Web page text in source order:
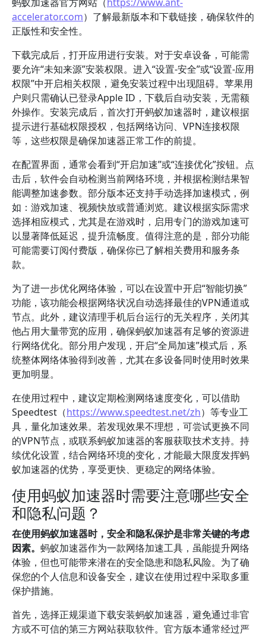
accelerator.com）了解最新版本和下载链接，确保软件的
正版性和安全性。
下载完成后，打开应用进行安装。对于安卓设备，可能需
要允许“未知来源”安装权限。进入“设置-安全”或“设置-应用
权限”中开启相关权限，避免安装过程中出现阻碍。苹果用
户则只需确认已登录Apple ID，下载后自动安装，无需额
外操作。安装完成后，首次打开蚂蚁加速器时，建议根据
提示进行基础权限授权，包括网络访问、VPN连接权限
等，这些权限是确保加速器正常工作的前提。
在配置界面，通常会看到“开启加速”或“连接优化”按钮。点
击后，软件会自动检测当前网络环境，并根据检测结果智
能调整加速参数。部分版本还支持手动选择加速模式，例
如：游戏加速、视频快放或普通浏览。建议根据实际需求
选择相应模式，尤其是在游戏时，启用专门的游戏加速可
以显著降低延迟，提升流畅度。值得注意的是，部分功能
可能需要订阅付费版，确保你已了解相关费用和服务条
款。
为了进一步优化网络体验，可以在设置中开启“智能切换”
功能，该功能会根据网络状况自动选择最佳的VPN通道或
节点。此外，建议清理手机后台运行的无关程序，关闭其
他占用大量带宽的应用，确保蚂蚁加速器有足够的资源进
行网络优化。部分用户发现，开启“全局加速”模式后，系
统整体网络体验得到改善，尤其在多设备同时使用时效果
更加明显。
在使用过程中，建议定期检测网络速度变化，可以借助
Speedtest（https://www.speedtest.net/zh）等专业工
具，量化加速效果。若发现效果不理想，可尝试更换不同
的VPN节点，或联系蚂蚁加速器的客服获取技术支持。持
续优化设置，结合网络环境的变化，才能最大限度发挥蚂
蚁加速器的优势，享受更快、更稳定的网络体验。
使用蚂蚁加速器时需要注意哪些安全
和隐私问题？
在使用蚂蚁加速器时，安全和隐私保护是非常关键的考虑
因素。 蚂蚁加速器作为一款网络加速工具，虽能提升网络
体验，但也可能带来潜在的安全隐患和隐私风险。为了确
保您的个人信息和设备安全，建议在使用过程中采取多重
保护措施。
首先，选择正规渠道下载安装蚂蚁加速器，避免通过非官
方或不可信的第三方网站获取软件。官方版本通常经过严